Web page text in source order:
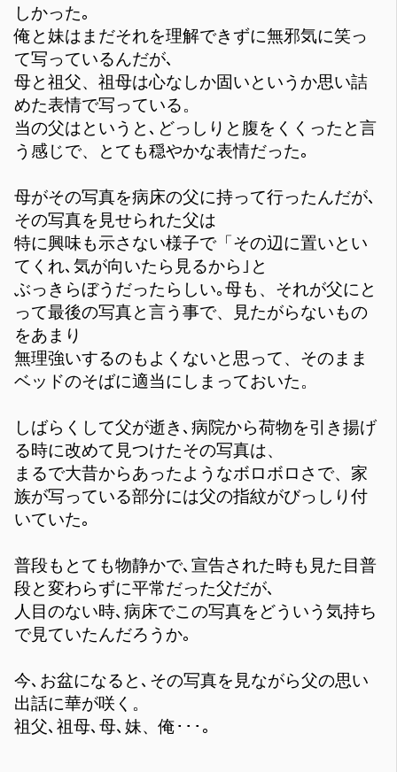
しかった｡
俺と妹はまだそれを理解できずに無邪気に笑っ
て写っているんだが､
母と祖父、祖母は心なしか固いというか思い詰
めた表情で写っている。
当の父はというと､どっしりと腹をくくったと言
う感じで、とても穏やかな表情だった｡
母がその写真を病床の父に持って行ったんだが､
その写真を見せられた父は
特に興味も示さない様子で「その辺に置いとい
てくれ､気が向いたら見るから｣と
ぶっきらぼうだったらしい｡母も、それが父にと
って最後の写真と言う事で、見たがらないもの
をあまり
無理強いするのもよくないと思って、そのまま
ベッドのそばに適当にしまっておいた。
しばらくして父が逝き､病院から荷物を引き揚げ
る時に改めて見つけたその写真は、
まるで大昔からあったようなボロボロさで、家
族が写っている部分には父の指紋がびっしり付
いていた｡
普段もとても物静かで､宣告された時も見た目普
段と変わらずに平常だった父だが､
人目のない時､病床でこの写真をどういう気持ち
で見ていたんだろうか｡
今､お盆になると､その写真を見ながら父の思い
出話に華が咲く。
祖父､祖母､母､妹、俺･･･｡